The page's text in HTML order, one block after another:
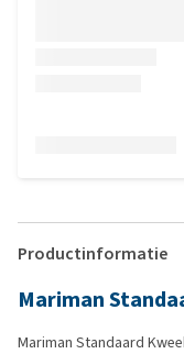
Productinformatie
Mariman
Mariman Standaard